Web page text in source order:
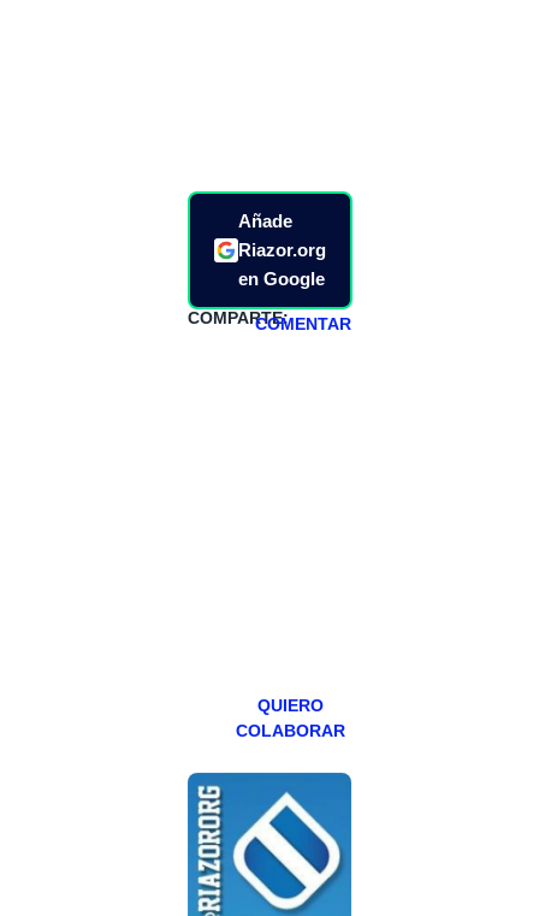
Añade
Riazor.org
en Google
COMPARTE:COMENTAR
QUIERO
COLABORAR